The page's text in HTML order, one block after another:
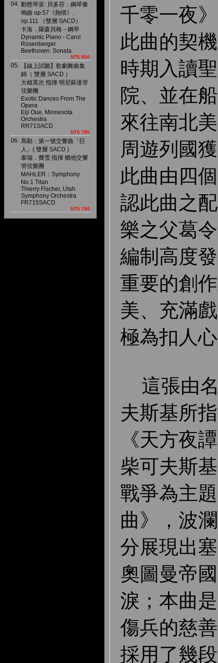
04. 動態琴皇: 貝多芬：鋼琴奏
鳴曲 op.57《熱情》、
op.111 （雙層 SACD）
卡洛．羅森貝格－鋼琴
Dynamic Piano - Carol
Rosenberger
Beethoven: Sonata
NT$ 880
05.
【線上試聽】歌劇舞曲集
錦（ 雙層 SACD ）
大植英次 指揮 明尼蘇達管
弦樂團
Exotic Dances From The
Opera
Eiji Oue, Minnesota
Orchestra
RR71SACD
NT$ 780
06. 馬勒：第一號交響曲「巨
人」( 雙層 SACD )
泰瑞．費雪 指揮 猶他交響
管弦樂團
MAHLER：Symphony
No.1 Titan
Thierry Fischer, Utah
Symphony Orchestra
FR715SACD
NT$ 780
千零一夜
此曲的契
時期入讀
院、並在
來往南北
周遊列國
此曲由四
認此曲之
樂之父葛
編制高度
重要的創
美、充滿
極為扣人
這張由
夫斯基所
《天方夜
柴可夫斯
戰爭為主
曲》，波
分展現出
奧圖曼帝
淚；本曲
傷兵的慈
採用了幾